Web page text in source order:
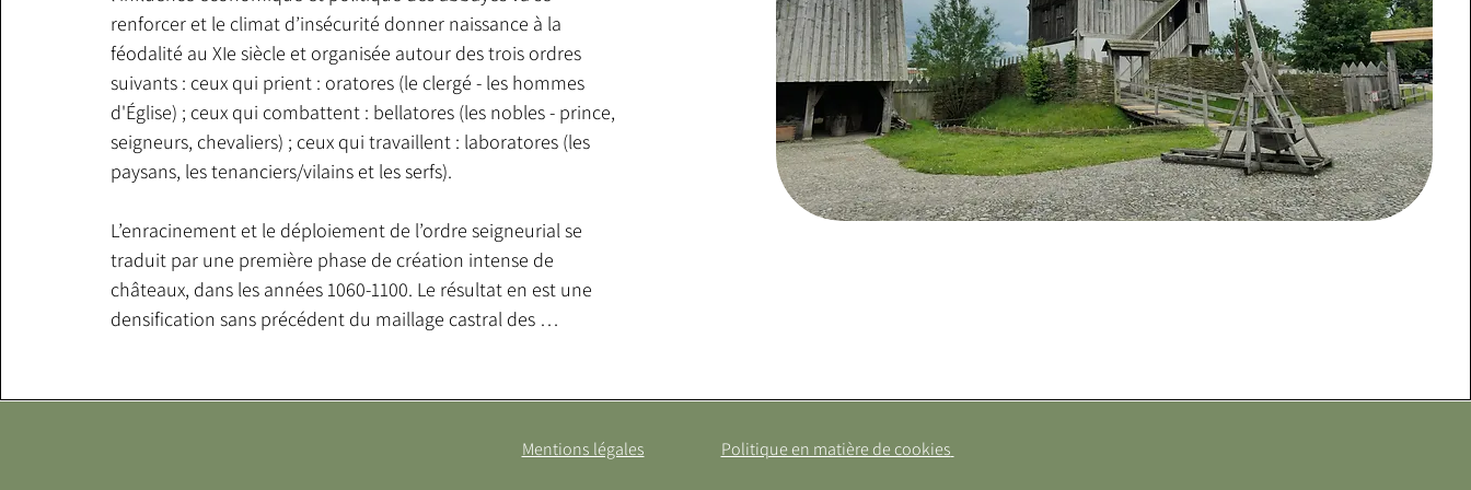
part, et sur le pouvoir de l’ordre seigneurial d’autre part. Les
puissants, issus de l’aristocratie germanique, accueillent des
hommes libres, par la cérémonie de la recommandation, qui
deviennent ainsi des guerriers domestiques – vassus – attachés
à la personne du seigneur. En échange de ce serment de
fidélité, le seigneur doit entretenir cette clientèle par des dons,
plus particulièrement des terres, et ceux qui la travaille.
renforcer et le climat d’insécurité donner naissance à la
féodalité au XIe siècle et organisée autour des trois ordres
suivants : ceux qui prient : oratores (le clergé - les hommes
d'Église) ; ceux qui combattent : bellatores (les nobles - prince,
seigneurs, chevaliers) ; ceux qui travaillent : laboratores (les
paysans, les tenanciers/vilains et les serfs).
L’enracinement et le déploiement de l’ordre seigneurial se
traduit par une première phase de création intense de
châteaux, dans les années 1060-1100. Le résultat en est une
densification sans précédent du maillage castral des
est tel qu’il conduit les maîtres des seigneuries locales qui en
ont les moyens à transformer leur domus en maison-forte –
Mentions légales Politique en matière de cookies